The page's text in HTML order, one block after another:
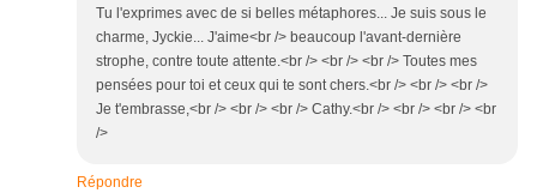
Tu l'exprimes avec de si belles métaphores... Je suis sous le
charme, Jyckie... J'aime<br /> beaucoup l'avant-dernière
strophe, contre toute attente.<br /> <br /> <br /> Toutes mes
pensées pour toi et ceux qui te sont chers.<br /> <br /> <br />
Je t'embrasse,<br /> <br /> <br /> Cathy.<br /> <br /> <br /> <br
/>
Répondre